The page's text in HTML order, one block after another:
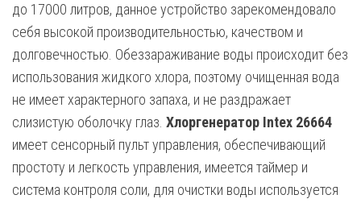
до 17000 литров, данное устройство зарекомендовало
себя высокой производительностью, качеством и
долговечностью. Обеззараживание воды происходит без
использования жидкого хлора, поэтому очищенная вода
не имеет характерного запаха, и не раздражает
слизистую оболочку глаз. Хлоргенератор Intex 26664
имеет сенсорный пульт управления, обеспечивающий
простоту и легкость управления, имеется таймер и
система контроля соли, для очистки воды используется